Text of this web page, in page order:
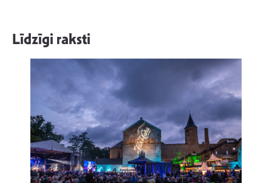
Līdzīgi raksti